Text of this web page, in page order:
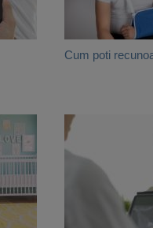
Cum poti